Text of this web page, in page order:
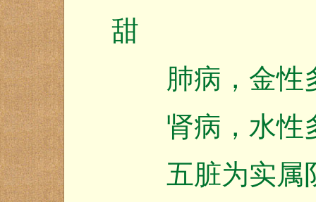
甜
肺病，金性
肾病，水性
五脏为实属